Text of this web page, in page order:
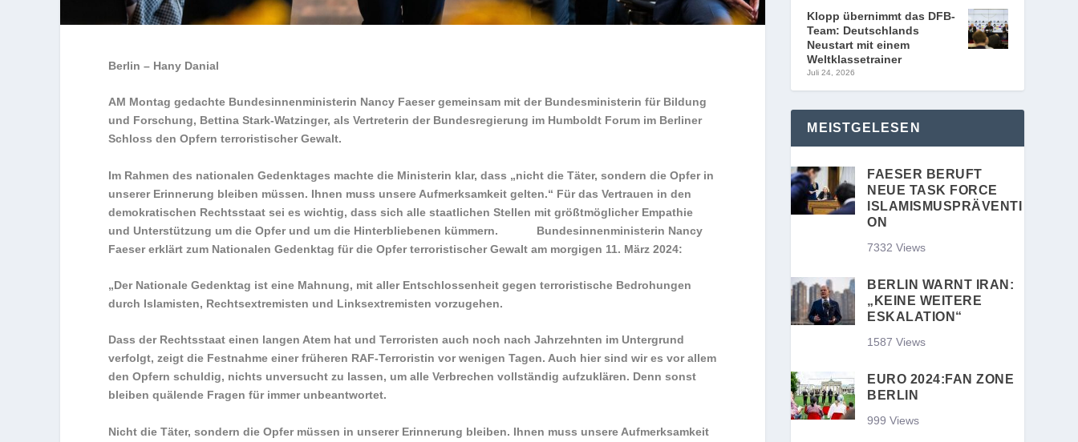
Berlin – Hany Danial
AM Montag gedachte Bundesinnenministerin Nancy Faeser gemeinsam mit der Bundesministerin für Bildung
und Forschung, Bettina Stark-Watzinger, als Vertreterin der Bundesregierung im Humboldt Forum im Berliner
Schloss den Opfern terroristischer Gewalt.
Im Rahmen des nationalen Gedenktages machte die Ministerin klar, dass „nicht die Täter, sondern die Opfer in
unserer Erinnerung bleiben müssen. Ihnen muss unsere Aufmerksamkeit gelten.“ Für das Vertrauen in den
demokratischen Rechtsstaat sei es wichtig, dass sich alle staatlichen Stellen mit größtmöglicher Empathie
und Unterstützung um die Opfer und um die Hinterbliebenen kümmern. Bundesinnenministerin Nancy
Faeser erklärt zum Nationalen Gedenktag für die Opfer terroristischer Gewalt am morgigen 11. März 2024:
„Der Nationale Gedenktag ist eine Mahnung, mit aller Entschlossenheit gegen terroristische Bedrohungen
durch Islamisten, Rechtsextremisten und Linksextremisten vorzugehen.
Dass der Rechtsstaat einen langen Atem hat und Terroristen auch noch nach Jahrzehnten im Untergrund
verfolgt, zeigt die Festnahme einer früheren RAF-Terroristin vor wenigen Tagen. Auch hier sind wir es vor allem
den Opfern schuldig, nichts unversucht zu lassen, um alle Verbrechen vollständig aufzuklären. Denn sonst
bleiben quälende Fragen für immer unbeantwortet.
Nicht die Täter, sondern die Opfer müssen in unserer Erinnerung bleiben. Ihnen muss unsere Aufmerksamkeit
Klopp übernimmt das DFB-
Team: Deutschlands
Neustart mit einem
Weltklassetrainer
Juli 24, 2026
MEISTGELESEN
FAESER BERUFT
NEUE TASK FORCE
ISLAMISMUSPRÄVENTI
ON
7332 Views
BERLIN WARNT IRAN:
„KEINE WEITERE
ESKALATION“
1587 Views
EURO 2024:FAN ZONE
BERLIN
999 Views